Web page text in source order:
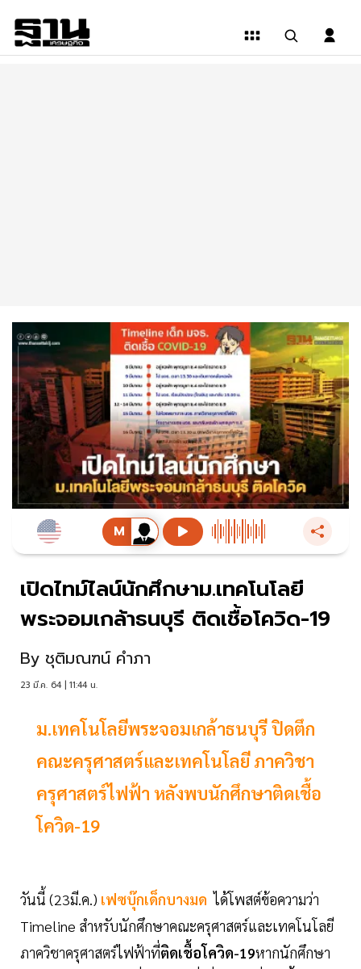
เปิดไทม์ไลน์นักศึกษาม.เทคโนโลยี
พระจอมเกล้าธนบุรี ติดเชื้อโควิด-19
By ชุติมณฑน์ คำภา
23 มี.ค. 64 | 11:44 น.
ม.เทคโนโลยีพระจอมเกล้าธนบุรี ปิดตึก
คณะครุศาสตร์และเทคโนโลยี ภาควิชา
ครุศาสตร์ไฟฟ้า หลังพบนักศึกษาติดเชื้อ
โควิด-19
วันนี้ (23มี.ค.) เฟซบุ๊กเด็กบางมดได้โพสต์ข้อความว่า
Timeline สำหรับนักศึกษาคณะครุศาสตร์และเทคโนโลยี
ภาควิชาครุศาสตร์ไฟฟ้าที่ติดเชื้อโควิด-19หากนักศึกษา